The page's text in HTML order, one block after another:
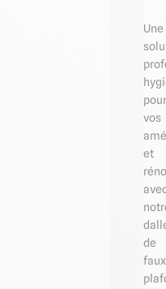
Une
pour
vos
et
de
faux